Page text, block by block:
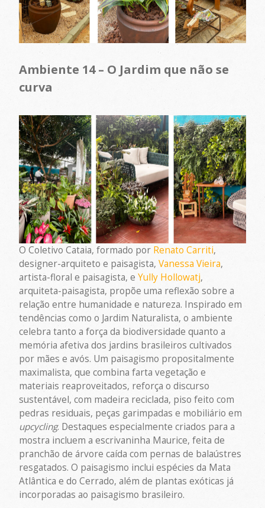
Ambiente 14 – O Jardim que não se
curva
O Coletivo Cataia, formado por Renato Carriti,
designer-arquiteto e paisagista,Vanessa Vieira,
artista-floral e paisagista, eYully Hollowatj,
arquiteta-paisagista, propõe uma reflexão sobre a
relação entre humanidade e natureza. Inspirado em
tendências como o Jardim Naturalista, o ambiente
celebra tanto a força da biodiversidade quanto a
memória afetiva dos jardins brasileiros cultivados
por mães e avós. Um paisagismo propositalmente
maximalista, que combina farta vegetação e
materiais reaproveitados, reforça o discurso
sustentável, com madeira reciclada, piso feito com
pedras residuais, peças garimpadas e mobiliário em
upcycling. Destaques especialmente criados para a
mostra incluem a escrivaninha Maurice, feita de
pranchão de árvore caída com pernas de balaústres
resgatados. O paisagismo inclui espécies da Mata
Atlântica e do Cerrado, além de plantas exóticas já
incorporadas ao paisagismo brasileiro.